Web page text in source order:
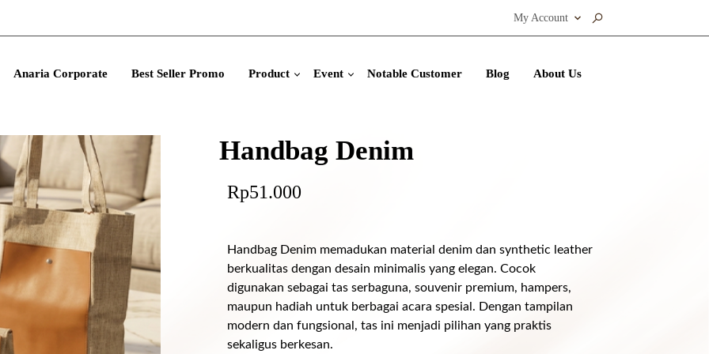
My Account
Anaria Corporate Best Seller Promo Product Event Notable Customer Blog About Us
Handbag Denim
Rp51.000
Handbag Denim memadukan material denim dan synthetic leather
berkualitas dengan desain minimalis yang elegan. Cocok
digunakan sebagai tas serbaguna, souvenir premium, hampers,
maupun hadiah untuk berbagai acara spesial. Dengan tampilan
modern dan fungsional, tas ini menjadi pilihan yang praktis
sekaligus berkesan.